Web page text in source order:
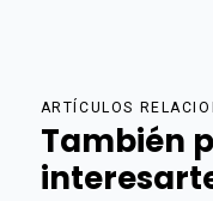
ARTÍCULOS
También